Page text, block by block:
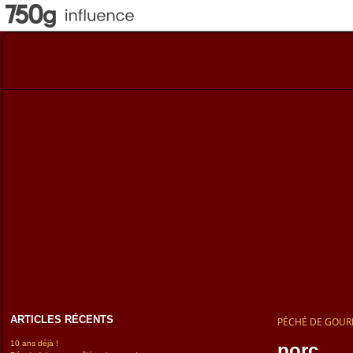
ARTICLES RÉCENTS
10 ans déjà !
PÉCHÉ DE